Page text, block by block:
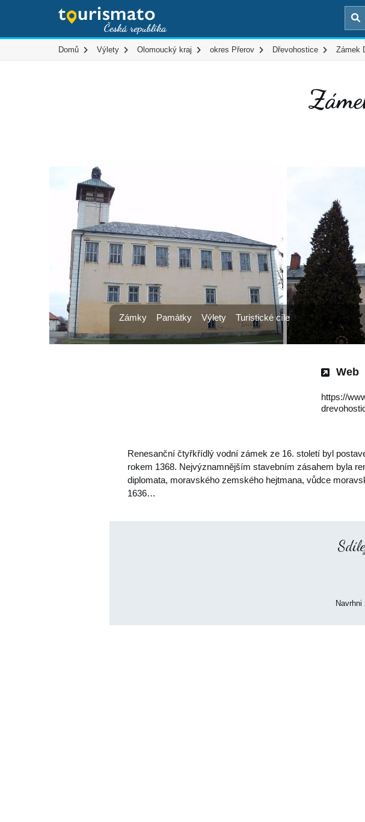
Domů Výlety Olomoucký kraj okres Přerov Dřevohostice Zámek
Web
https://
Renesanční čtyřkřídlý vodní zámek ze 16. století byl
rokem 1368. Nejvýznamnějším stavebním zásahem byla
diplomata, moravského zemského hejtmana, vůdce
1636…
Zámky Památky Výlety Turistické cíle
Navrhni